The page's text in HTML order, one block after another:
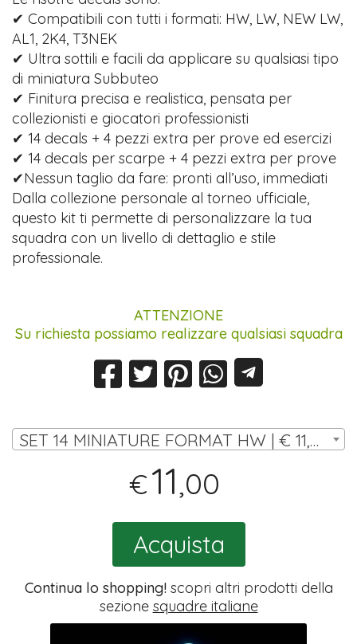
✔ Compatibili con tutti i formati: HW, LW, NEW LW,
AL1, 2K4, T3NEK
✔ Ultra sottili e facili da applicare su qualsiasi tipo
di miniatura Subbuteo
✔ Finitura precisa e realistica, pensata per
collezionisti e giocatori professionisti
✔ 14 decals + 4 pezzi extra per prove ed esercizi
✔ 14 decals per scarpe + 4 pezzi extra per prove
✔Nessun taglio da fare: pronti all’uso, immediati
Dalla collezione personale al torneo ufficiale,
questo kit ti permette di personalizzare la tua
squadra con un livello di dettaglio e stile
professionale.
ATTENZIONE
Su richiesta possiamo realizzare qualsiasi squadra
SET 14 MINIATURE FORMAT HW | € 11,00
€11,00
Acquista
Continua lo shopping!scopri altri prodotti della
sezione squadre italiane